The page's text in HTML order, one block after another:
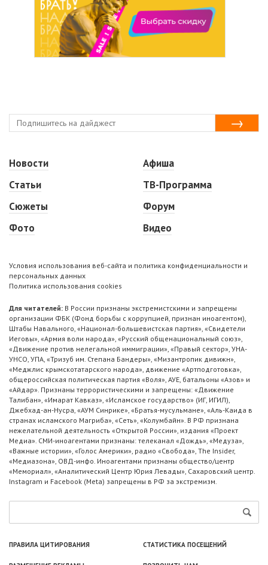
Новости
Статьи
Сюжеты
Фото
Афиша
ТВ-Программа
Форум
Видео
Условия использования веб-сайта и политика конфиденциальности и
персональных данных
Политика использования cookies
Для читателей: В России признаны экстремистскими и запрещены
организации ФБК (Фонд борьбы с коррупцией, признан иноагентом),
Штабы Навального, «Национал-большевистская партия», «Свидетели
Иеговы», «Армия воли народа», «Русский общенациональный союз»,
«Движение против нелегальной иммиграции», «Правый сектор», УНА-
УНСО, УПА, «Тризуб им. Степана Бандеры», «Мизантропик дивижн»,
«Меджлис крымскотатарского народа», движение «Артподготовка»,
общероссийская политическая партия «Воля», АУЕ, батальоны «Азов» и
«Айдар». Признаны террористическими и запрещены: «Движение
Талибан», «Имарат Кавказ», «Исламское государство» (ИГ, ИГИЛ),
Джебхад-ан-Нусра, «АУМ Синрике», «Братья-мусульмане», «Аль-Каида в
странах исламского Магриба», «Сеть», «Колумбайн». В РФ признана
нежелательной деятельность «Открытой России», издания «Проект
Медиа». СМИ-иноагентами признаны: телеканал «Дождь», «Медуза»,
«Важные истории», «Голос Америки», радио «Свобода», The Insider,
«Медиазона», ОВД-инфо. Иноагентами признаны общество/центр
«Мемориал», «Аналитический Центр Юрия Левады», Сахаровский центр.
Instagram и Facebook (Metа) запрещены в РФ за экстремизм.
ПРАВИЛА ЦИТИРОВАНИЯ СТАТИСТИКА ПОСЕЩЕНИЙ